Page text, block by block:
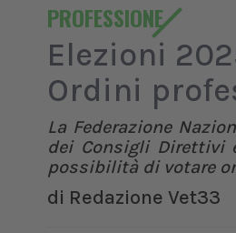
PROFESSIONE
Elezioni
Ordini
La Federazione
dei Consigli Direttivi
possibilità di votare
di Redazione Vet33